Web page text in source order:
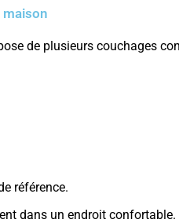
maison
de plusieurs couchages
référence.
dans un endroit